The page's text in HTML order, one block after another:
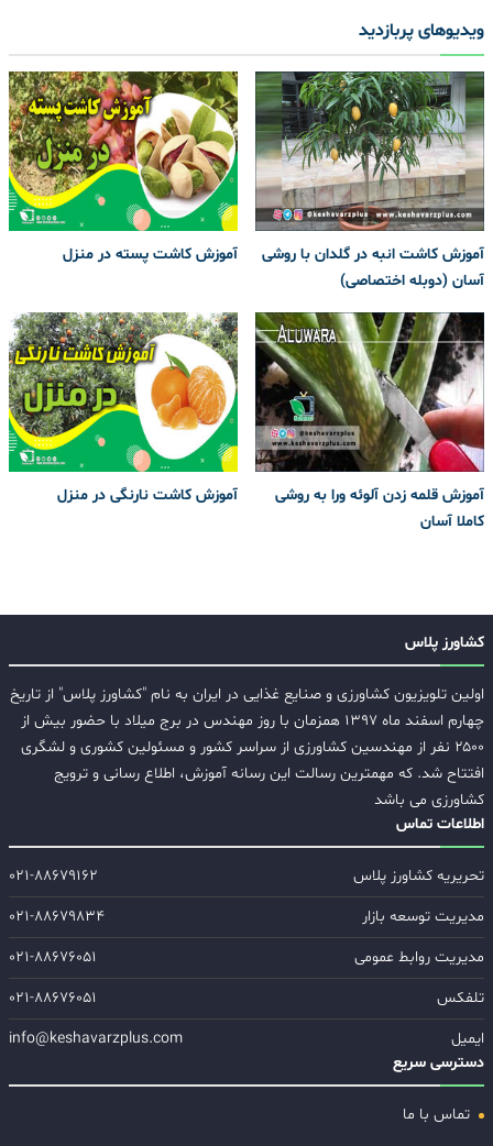
ویدیوهای پربازدید
آموزش کاشت انبه در گلدان با روشی
آسان (دوبله اختصاصی)
آموزش کاشت پسته در منزل
آموزش قلمه زدن آلوئه ورا به روشی
کاملا آسان
آموزش کاشت نارنگی در منزل
کشاورز پلاس
اولین تلویزیون کشاورزی و صنایع غذایی در ایران به نام "کشاورز پلاس" از تاریخ
چهارم اسفند ماه ۱۳۹۷ همزمان با روز مهندس در برج میلاد با حضور بیش از
۲۵۰۰ نفر از مهندسین کشاورزی از سراسر کشور و مسئولین کشوری و لشگری
افتتاح شد. که مهمترین رسالت این رسانه آموزش، اطلاع رسانی و ترویج
کشاورزی می باشد
اطلاعات تماس
تحریریه کشاورز پلاس
۰۲۱-۸۸۶۷۹۱۶۲
مدیریت توسعه بازار
۰۲۱-۸۸۶۷۹۸۳۴
مدیریت روابط عمومی
۰۲۱-۸۸۶۷۶۰۵۱
تلفکس
۰۲۱-۸۸۶۷۶۰۵۱
ایمیل
info@keshavarzplus.com
دسترسی سریع
تماس با ما